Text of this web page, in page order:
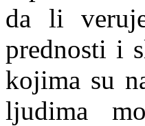
da li
prednosti i
kojima su
ljudima